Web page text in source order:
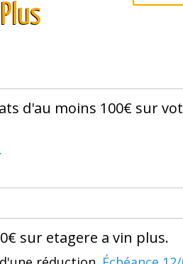
d'au moins 100€ sur
sur etagere a vin plus.